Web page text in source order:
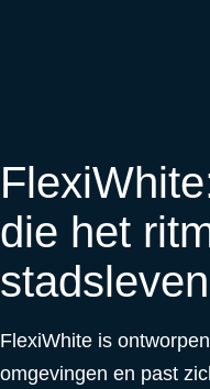
die het
FlexiWhite is
omgevingen en past